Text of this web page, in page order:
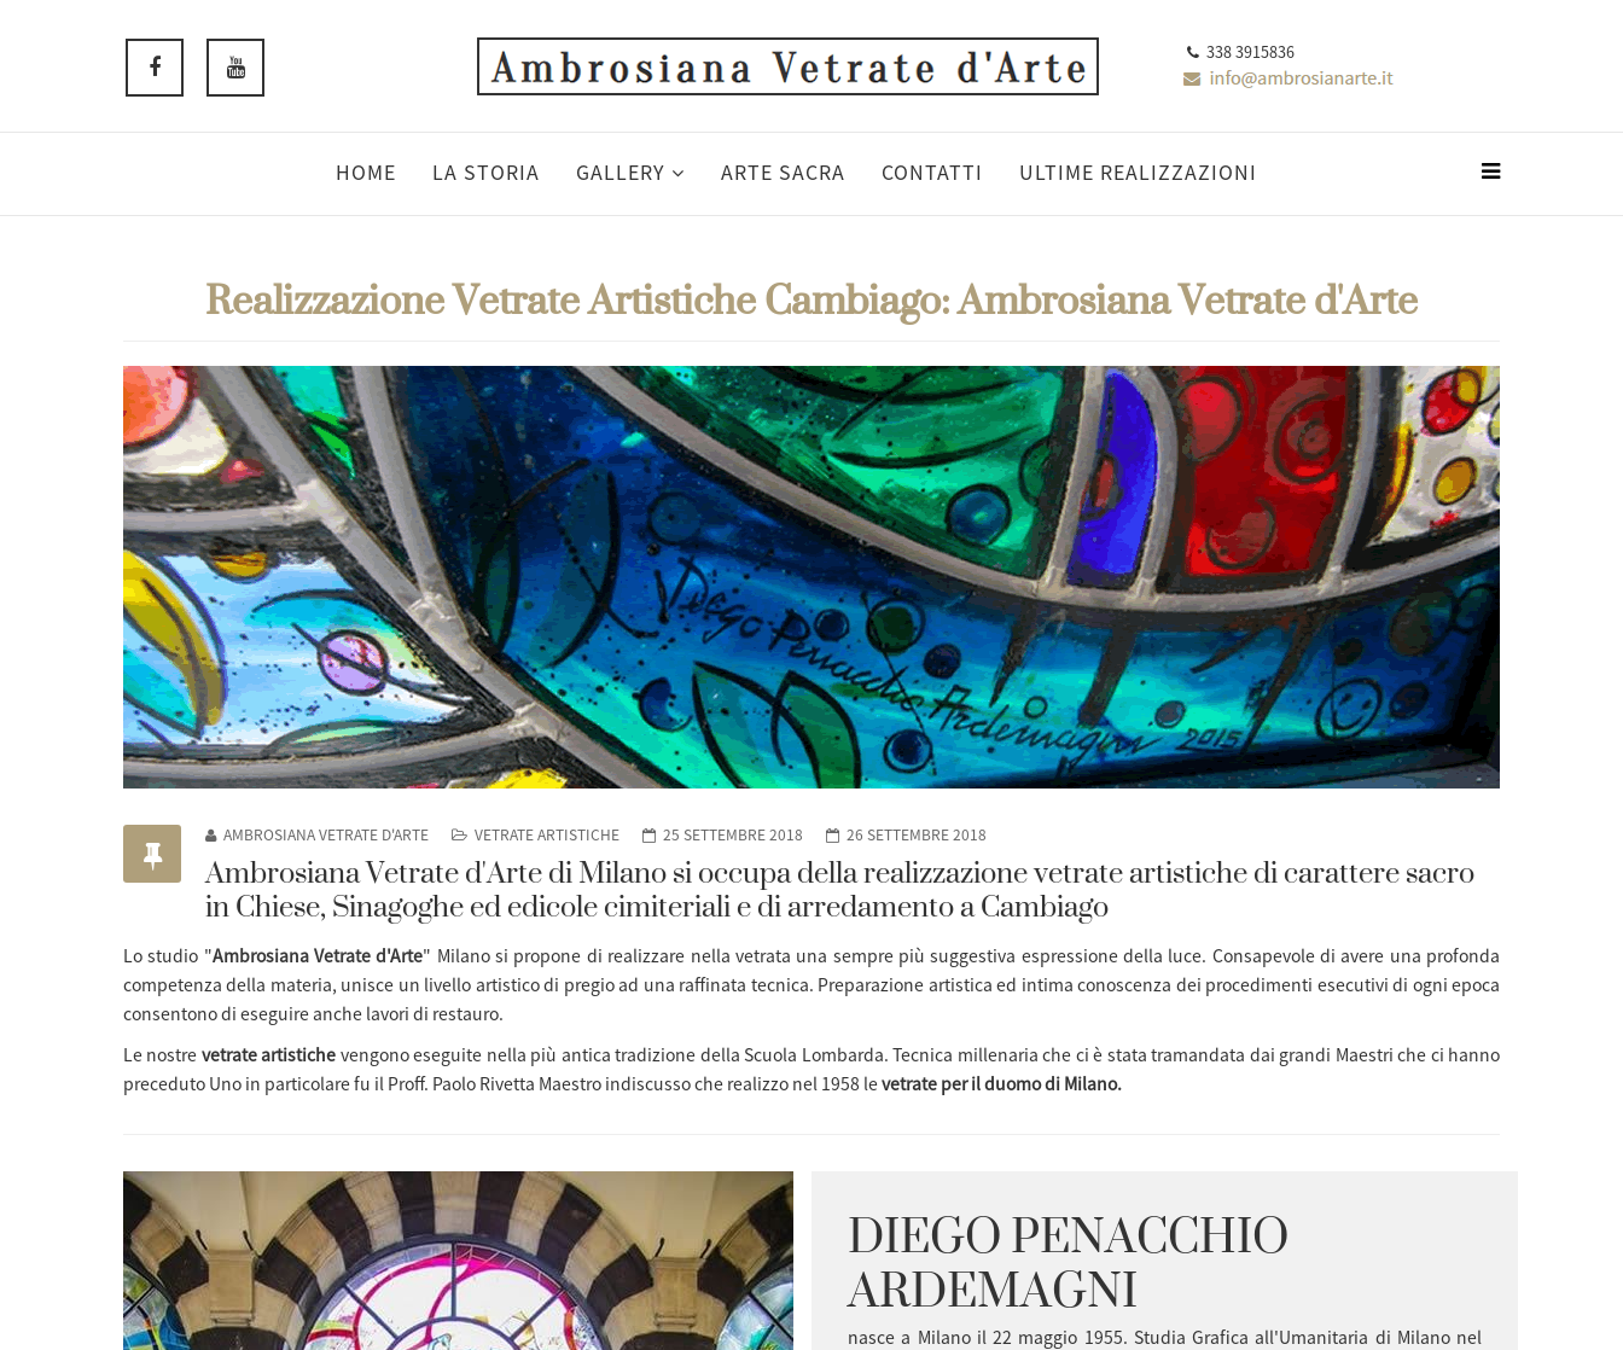
338 3915836
HOME LA STORIA GALLERY ARTE SACRA CONTATTI ULTIME REALIZZAZIONI
Realizzazione Vetrate Artistiche Cambiago: Ambrosiana Vetrate d'Arte
AMBROSIANA VETRATE D'ARTE VETRATE ARTISTICHE 25 SETTEMBRE 2018 26 SETTEMBRE 2018
Ambrosiana Vetrate d'Arte di Milano si occupa della realizzazione vetrate artistiche di carattere sacro
in Chiese, Sinagoghe ed edicole cimiteriali e di arredamento a Cambiago
Lo studio "Ambrosiana Vetrate d'Arte" Milano si propone di realizzare nella vetrata una sempre più suggestiva espressione della luce. Consapevole di avere una profonda
competenza della materia, unisce un livello artistico di pregio ad una raffinata tecnica. Preparazione artistica ed intima conoscenza dei procedimenti esecutivi di ogni epoca
consentono di eseguire anche lavori di restauro.
Le nostre vetrate artistiche vengono eseguite nella più antica tradizione della Scuola Lombarda. Tecnica millenaria che ci è stata tramandata dai grandi Maestri che ci hanno
preceduto Uno in particolare fu il Proff. Paolo Rivetta Maestro indiscusso che realizzo nel 1958 levetrate per il duomo di Milano.
DIEGO PENACCHIO
ARDEMAGNI
nasce a Milano il 22 maggio 1955. Studia Grafica all'Umanitaria di Milano nel